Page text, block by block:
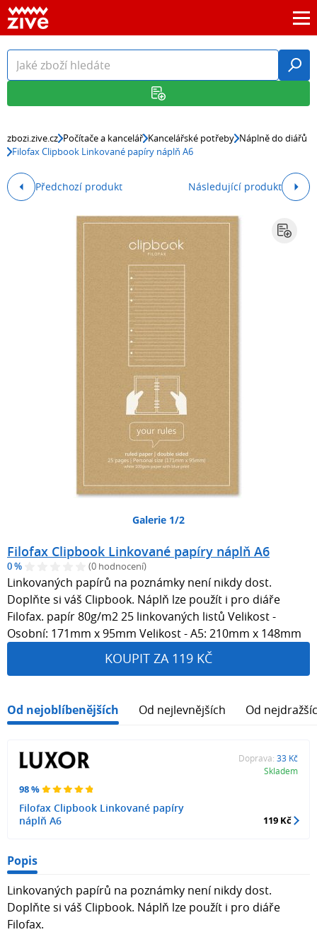
zbozi.zive.cz Počítače a kancelář Kancelářské potřeby Náplně do diářů
Filofax Clipbook Linkované papíry náplň A6
Předchozí produkt Následující produkt
Galerie 1/2
Filofax Clipbook Linkované papíry náplň A6
0 % (0 hodnocení)
Linkovaných papírů na poznámky není nikdy dost.
Doplňte si váš Clipbook. Náplň lze použít i pro diáře
Filofax. papír 80g/m2 25 linkovaných listů Velikost -
Osobní: 171mm x 95mm Velikost - A5: 210mm x 148mm
KOUPIT ZA 119 KČ
Od nejoblíbenějších Od nejlevnějších Od
98 %
Filofax Clipbook Linkované papíry
náplň A6
Doprava: 33 Kč
Skladem
119 Kč
Popis
Linkovaných papírů na poznámky není nikdy dost.
Doplňte si váš Clipbook. Náplň lze použít i pro diáře
Filofax.